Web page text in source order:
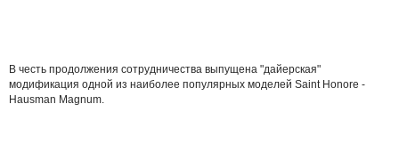
В честь продолжения сотрудничества выпущена "дайерская"
модификация одной из наиболее популярных моделей Saint Honore -
Hausman Magnum.